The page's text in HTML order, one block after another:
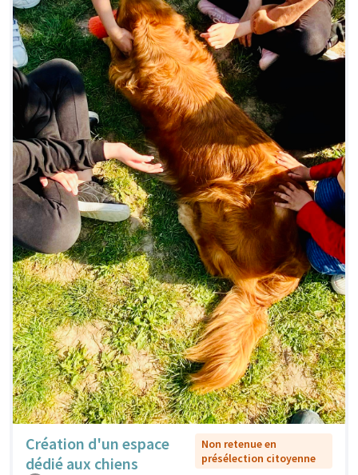
Création d'un espace
dédié aux chiens
Non retenue en
présélection citoyenne